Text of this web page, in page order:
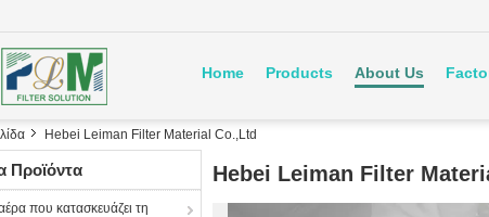
Home Products About Us
Hebei Leiman Filter Material Co.,Ltd
Προϊόντα
που κατασκευάζει τη
Hebei Leiman Filter